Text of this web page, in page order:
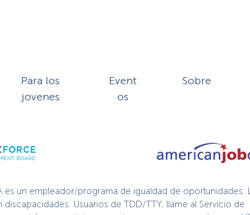
Para los
jovenes
Event
os
Sobre
un empleador/programa de igualdad de oportunidades.
Usuarios de TDD/TTY, llame al Servicio de